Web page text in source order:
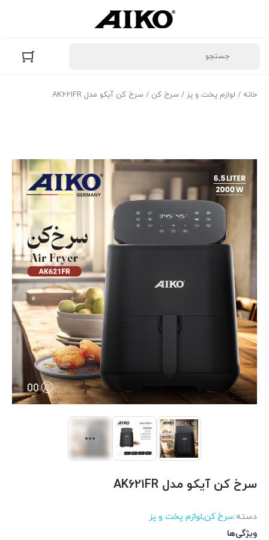
خانه / لوازم پخت و پز / سرخ کن / سرخ کن آیکو مدل AK621FR
سرخ کن آیکو مدل AK621FR
دسته:سرخ کن,لوازم پخت و پز
ویژگی‌ها